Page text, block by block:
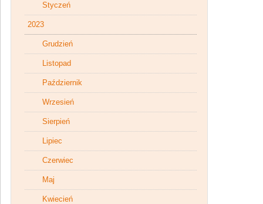
Styczeń
2023
Grudzień
Listopad
Październik
Wrzesień
Sierpień
Lipiec
Czerwiec
Maj
Kwiecień